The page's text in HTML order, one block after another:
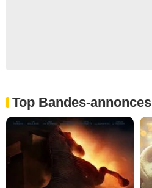
Top Bandes-annonces